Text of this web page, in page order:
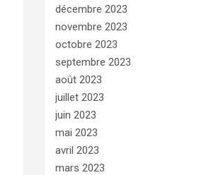
décembre 2023
novembre 2023
octobre 2023
septembre 2023
août 2023
juillet 2023
juin 2023
mai 2023
avril 2023
mars 2023